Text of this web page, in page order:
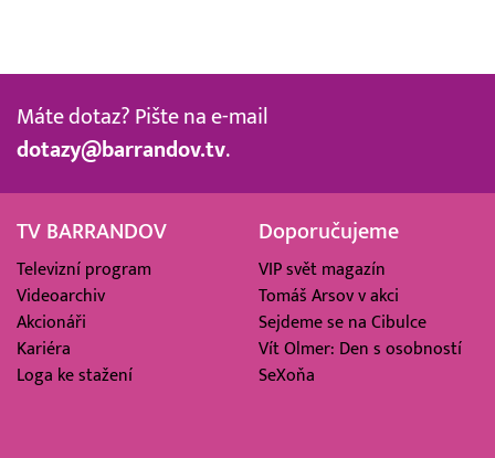
Máte dotaz? Pište na e-mail
dotazy@barrandov.tv.
TV BARRANDOV
Televizní program
Videoarchiv
Akcionáři
Kariéra
Loga ke stažení
Doporučujeme
VIP svět magazín
Tomáš Arsov v akci
Sejdeme se na Cibulce
Vít Olmer: Den s osobností
SeXoňa